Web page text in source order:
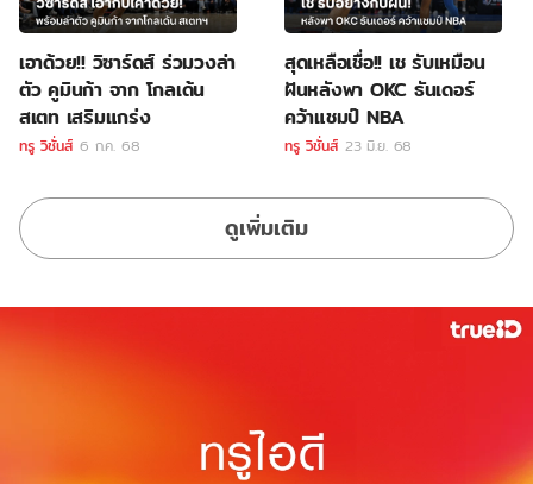
เอาด้วย!! วิซาร์ดส์ ร่วมวงล่า
ตัว คูมินก้า จาก โกลเด้น
สเตท เสริมแกร่ง
ทรู วิชั่นส์ 6 ก.ค. 68
สุดเหลือเชื่อ!! เช รับเหมือน
ฝันหลังพา OKC ธันเดอร์
คว้าแชมป์ NBA
ทรู วิชั่นส์ 23 มิ.ย. 68
ดูเพิ่มเติม